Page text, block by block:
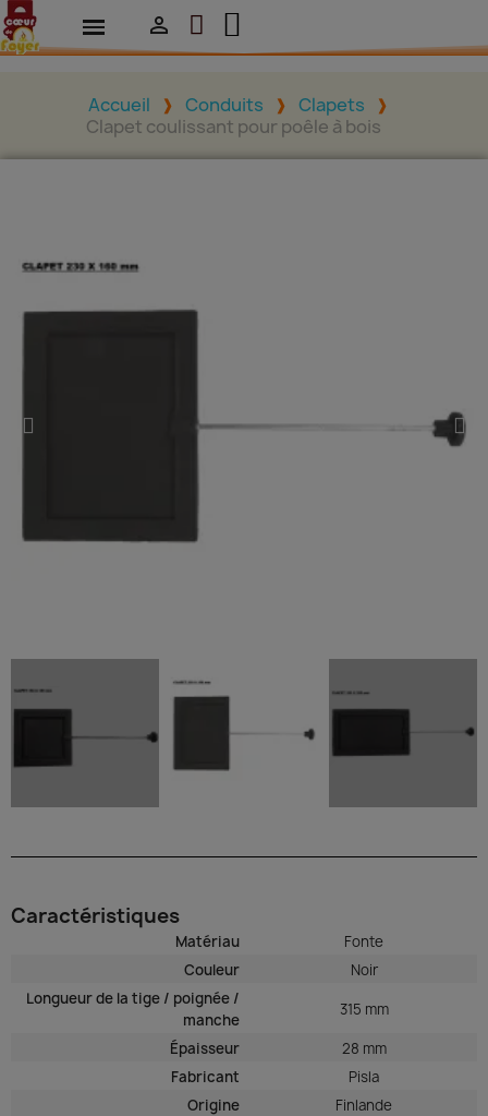

Accueil Conduits
Clapets
Clapet coulissant pour poêle à bois
Caractéristiques
Matériau
Fonte
Couleur
Noir
Longueur de la tige / poignée /
manche
315 mm
Épaisseur
28 mm
Fabricant
Pisla
Origine
Finlande